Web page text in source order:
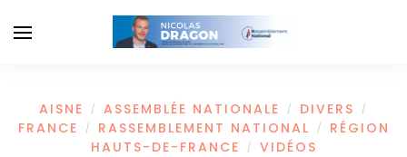
AISNE / ASSEMBLÉE NATIONALE / DIVERS /
FRANCE / RASSEMBLEMENT NATIONAL /
RÉGION
HAUTS-DE-FRANCE
/ VIDÉOS